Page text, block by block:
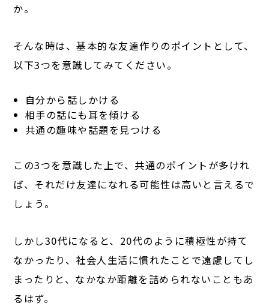
か。
そんな時は、基本的な友達作りのポイントとして、
以下3つを意識してみてください。
自分から話しかける
相手の話にも耳を傾ける
共通の趣味や話題を見つける
この3つを意識した上で、共通のポイントが多けれ
ば、それだけ友達になれる可能性は高いと言えるで
しょう。
しかし30代になると、20代のように積極性が持て
なかったり、社会人生活に慣れたことで遠慮してし
まったりと、なかなか距離を詰められないこともあ
るはず。